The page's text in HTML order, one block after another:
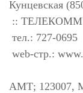
Кунцевская
::
тел.: 727-0695
web-стр.:
АМТ; 123007,